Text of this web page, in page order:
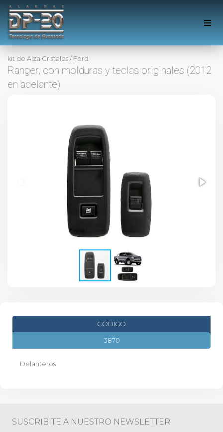
kit de Alza Cristales/Ford
Ranger, con molduras y teclas originales (2012
en adelante)
CODIGO
3870
Delanteros
SUSCRIBITE A NUESTRO NEWSLETTER